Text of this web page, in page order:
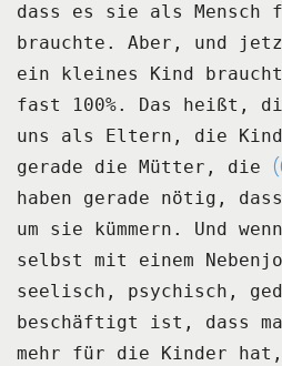
dass es sie als Mensch
brauchte.
Aber, und
ein kleines Kind
fast 100%.
Das heißt,
uns als Eltern, die
gerade die Mütter, die
haben gerade nötig,
um sie kümmern.
Und
selbst mit einem
seelisch, psychisch,
beschäftigt ist, dass
mehr für die Kinder hat,